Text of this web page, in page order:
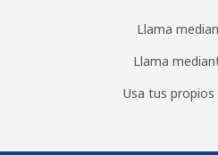
Llama
Llama
Usa tus